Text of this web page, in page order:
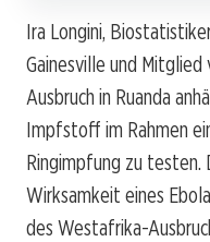
Ira Longini,
Gainesville und Mitglied
Ausbruch in Ruanda
Impfstoff im Rahmen
Ringimpfung zu testen.
Wirksamkeit eines
des Westafrika-